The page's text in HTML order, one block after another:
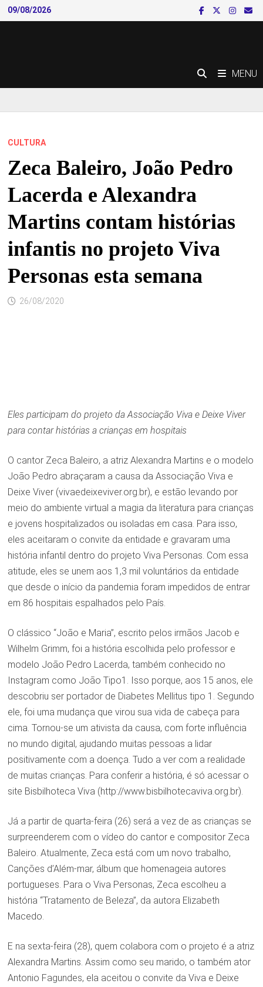
Skip
to
09/08/2026
MENU
CULTURA
Zeca Baleiro, João Pedro
Lacerda e Alexandra
Martins contam histórias
infantis no projeto Viva
Personas esta semana
26/08/2020
Eles participam do projeto da Associação Viva e Deixe Viver
para contar histórias a crianças em hospitais
O cantor Zeca Baleiro, a atriz Alexandra Martins e o modelo
João Pedro abraçaram a causa da Associação Viva e
Deixe Viver (vivaedeixeviver.org.br), e estão levando por
meio do ambiente virtual a magia da literatura para crianças
e jovens hospitalizados ou isoladas em casa. Para isso,
eles aceitaram o convite da entidade e gravaram uma
história infantil dentro do projeto Viva Personas. Com essa
atitude, eles se unem aos 1,3 mil voluntários da entidade
que desde o início da pandemia foram impedidos de entrar
em 86 hospitais espalhados pelo País.
O clássico “João e Maria”, escrito pelos irmãos Jacob e
Wilhelm Grimm, foi a história escolhida pelo professor e
modelo João Pedro Lacerda, também conhecido no
Instagram como João Tipo1. Isso porque, aos 15 anos, ele
descobriu ser portador de Diabetes Mellitus tipo 1. Segundo
ele, foi uma mudança que virou sua vida de cabeça para
cima. Tornou-se um ativista da causa, com forte influência
no mundo digital, ajudando muitas pessoas a lidar
positivamente com a doença. Tudo a ver com a realidade
de muitas crianças. Para conferir a história, é só acessar o
site Bisbilhoteca Viva (http://www.bisbilhotecaviva.org.br).
Já a partir de quarta-feira (26) será a vez de as crianças se
surpreenderem com o vídeo do cantor e compositor Zeca
Baleiro. Atualmente, Zeca está com um novo trabalho,
Canções d’Além-mar, álbum que homenageia autores
portugueses. Para o Viva Personas, Zeca escolheu a
história “Tratamento de Beleza”, da autora Elizabeth
Macedo.
E na sexta-feira (28), quem colabora com o projeto é a atriz
Alexandra Martins. Assim como seu marido, o também ator
Antonio Fagundes, ela aceitou o convite da Viva e Deixe